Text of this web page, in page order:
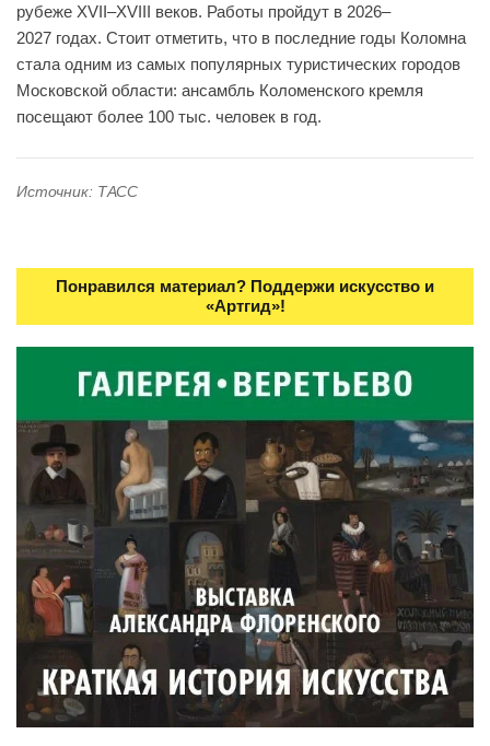
рубеже XVII–XVIII веков. Работы пройдут в 2026–
2027 годах. Стоит отметить, что в последние годы Коломна
стала одним из самых популярных туристических городов
Московской области: ансамбль Коломенского кремля
посещают более 100 тыс. человек в год.
Источник: ТАСС
Понравился материал? Поддержи искусство и
«Артгид»!